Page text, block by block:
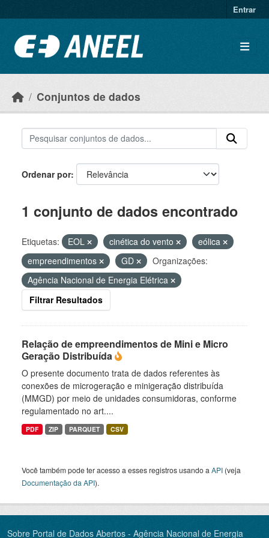
Entrar
Conjuntos de dados
Ordenar por
1 conjunto de dados encontrado
Etiquetas: EOL cinética do vento
eólica
empreendimentos
GD
Organizações:
Agência Nacional de Energia Elétrica
Filtrar Resultados
Relação de empreendimentos de Mini e Micro
Geração Distribuída
O presente documento trata de dados referentes às
conexões de microgeração e minigeração distribuída
(MMGD) por meio de unidades consumidoras, conforme
regulamentado no art....
PDF ZIP PARQUET CSV
Você também pode ter acesso a esses registros usando a API (veja
Documentação da API).
Sobre Portal de Dados Abertos - Agência Nacional de Energia